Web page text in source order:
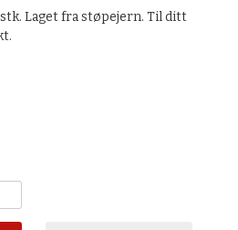
Laget fra støpejern. Til ditt